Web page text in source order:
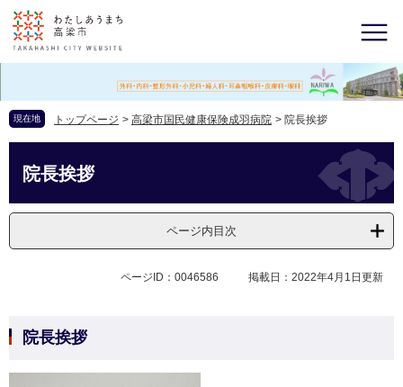
現在地 トップページ > 高梁市国民健康保険成羽病院 > 院長挨拶
院長挨拶
ページ内目次
ページID：0046586 掲載日：2022年4月1日更新
院長挨拶